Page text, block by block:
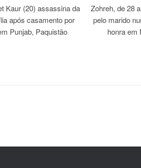
Kaur (20) assassina da
após casamento por
Punjab, Paquistão
Zohreh, de 28
pelo marido
honra em